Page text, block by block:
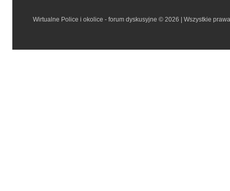
Wirtualne Police i okolice - forum dyskusyjne © 2026 | Wszystkie